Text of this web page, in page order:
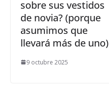
sobre sus vestidos
de novia? (porque
asumimos que
llevará más de uno)
9 octubre 2025